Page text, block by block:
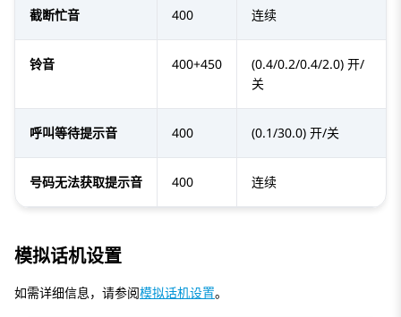
截断忙音 400 连续
铃音 400+450
(0.4/0.2/0.4/2.0) 开/
关
呼叫等待提示音 400 (0.1/30.0) 开/关
号码无法获取提示音 400 连续
模拟话机设置
如需详细信息，请参阅模拟话机设置。